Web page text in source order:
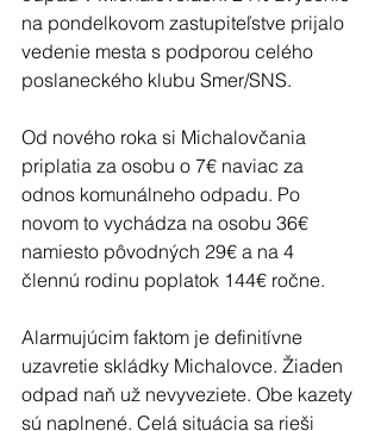
na pondelkovom zastupiteľstve prijalo
vedenie mesta s podporou celého
poslaneckého klubu Smer/SNS.
Od nového roka si Michalovčania
priplatia za osobu o 7€ naviac za
odnos komunálneho odpadu. Po
novom to vychádza na osobu 36€
namiesto pôvodných 29€ a na 4
člennú rodinu poplatok 144€ ročne.
Alarmujúcim faktom je definitívne
uzavretie skládky Michalovce. Žiaden
odpad naň už nevyveziete. Obe kazety
sú naplnené. Celá situácia sa rieši